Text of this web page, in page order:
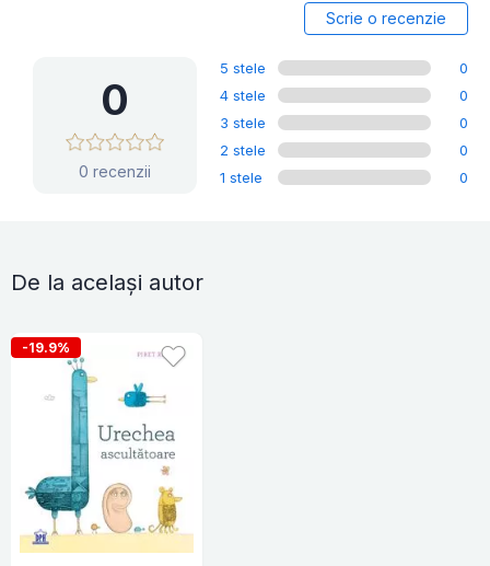
Scrie o recenzie
0
0 recenzii
5 stele
0
4 stele
0
3 stele
0
2 stele
0
1 stele
0
De la același autor
-19.9%